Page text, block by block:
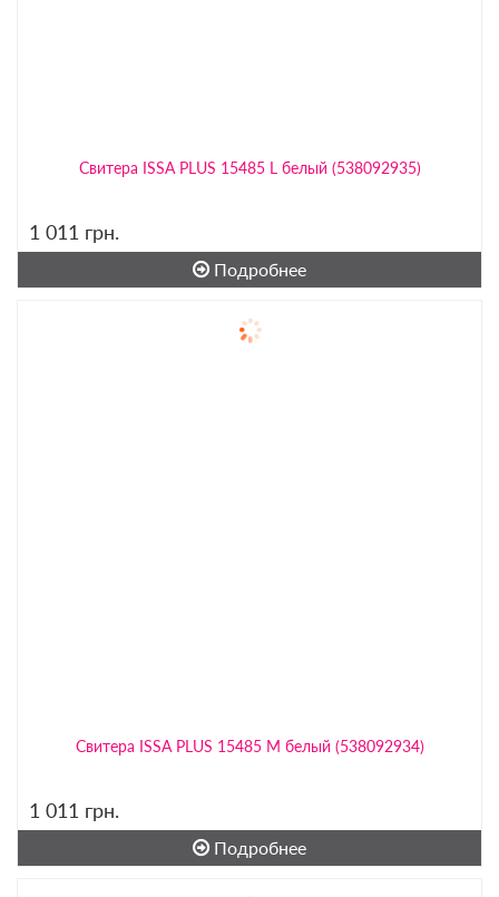
Свитера ISSA PLUS 15485 L белый (538092935)
1 011 грн.
Подробнее
Свитера ISSA PLUS 15485 M белый (538092934)
1 011 грн.
Подробнее